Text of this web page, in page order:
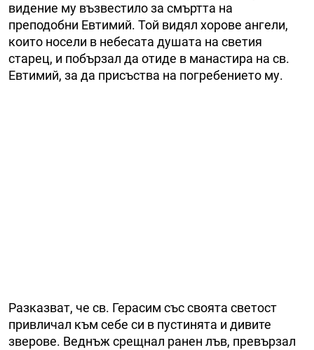
видение му възвестило за смъртта на
преподобни Евтимий. Той видял хорове ангели,
които носели в небесата душата на светия
старец, и побързал да отиде в манастира на св.
Евтимий, за да присъства на погребението му.
Разказват, че св. Герасим със своята светост
привличал към себе си в пустинята и дивите
зверове. Веднъж срещнал ранен лъв, превързал